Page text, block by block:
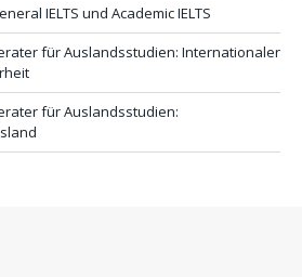
IELTS und Academic IELTS
für Auslandsstudien: Internationaler
für Auslandsstudien: